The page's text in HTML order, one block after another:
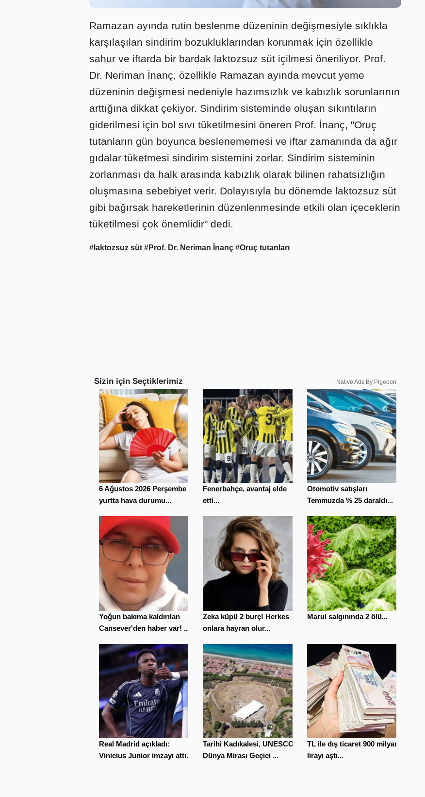
Ramazan ayında rutin beslenme düzeninin değişmesiyle sıklıkla
karşılaşılan sindirim bozukluklarından korunmak için özellikle
sahur ve iftarda bir bardak laktozsuz süt içilmesi öneriliyor. Prof.
Dr. Neriman İnanç, özellikle Ramazan ayında mevcut yeme
düzeninin değişmesi nedeniyle hazımsızlık ve kabızlık sorunlarının
arttığına dikkat çekiyor. Sindirim sisteminde oluşan sıkıntıların
giderilmesi için bol sıvı tüketilmesini öneren Prof. İnanç, "Oruç
tutanların gün boyunca beslenememesi ve iftar zamanında da ağır
gıdalar tüketmesi sindirim sistemini zorlar. Sindirim sisteminin
zorlanması da halk arasında kabızlık olarak bilinen rahatsızlığın
oluşmasına sebebiyet verir. Dolayısıyla bu dönemde laktozsuz süt
gibi bağırsak hareketlerinin düzenlenmesinde etkili olan içeceklerin
tüketilmesi çok önemlidir" dedi.
#laktozsuz süt #Prof. Dr. Neriman İnanç #Oruç tutanları
Sizin için Seçtiklerimiz Native Ads By Pigeoon
6 Ağustos 2026 Perşembe
yurtta hava durumu...
Fenerbahçe, avantaj elde
etti...
Otomotiv satışları
Temmuzda % 25 daraldı...
Yoğun bakıma kaldırılan
Cansever'den haber var! ...
Zeka küpü 2 burç! Herkes
onlara hayran olur...
Marul salgınında 2 ölü...
Real Madrid açıkladı:
Vinicius Junior imzayı attı...
Tarihi Kadıkalesi, UNESCO
Dünya Mirası Geçici ...
TL ile dış ticaret 900 milyar
lirayı aştı...